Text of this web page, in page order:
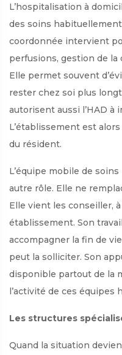
L’hospitalisation à
des soins
coordonnée intervient
perfusions, gestion de la
Elle permet souvent
rester chez soi plus
autorisent aussi l’HAD à
L’établissement est
du résident.
L’équipe mobile de
autre rôle. Elle ne
Elle vient les conseiller,
établissement. Son
accompagner la fin de
peut la solliciter. Son
disponible partout de la
l’activité de ces équipes
Les structures
Quand la situation